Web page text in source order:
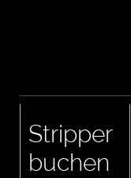
Stripper
buchen